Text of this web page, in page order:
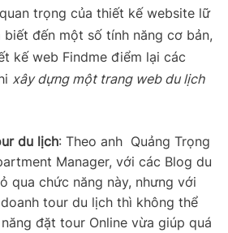
trọng của thiết kế website lữ
biết đến một số tính năng cơ bản,
kế web Findme điểm lại các
xây dựng một trang web du lịch
du lịch: Theo anh Quảng Trọng
Manager, với các Blog du
qua chức năng này, nhưng với
tour du lịch thì không thể
đặt tour Online vừa giúp quá